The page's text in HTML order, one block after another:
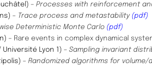
– Processes with reinforcement
– Trace process and metastability (pdf)
Deterministic Monte Carlo (pdf)
– Rare events in complex dynamical
Université Lyon 1) – Sampling invariant
– Randomized algorithms for